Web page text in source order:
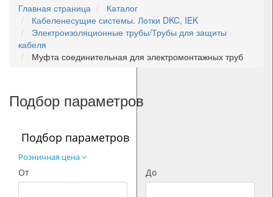
Главная страница
Каталог
Кабеленесущие системы. Лотки DKC, IEK
Электроизоляционные трубы/Трубы для защиты
кабеля
Муфта соединительная для электромонтажных труб
Подбор параметров
Подбор параметров
Розничная цена
От До